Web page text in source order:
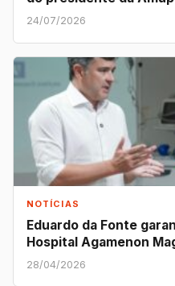
24/07/2026
NOTÍCIAS
Eduardo da Fonte
Hospital Agamenon
28/04/2026